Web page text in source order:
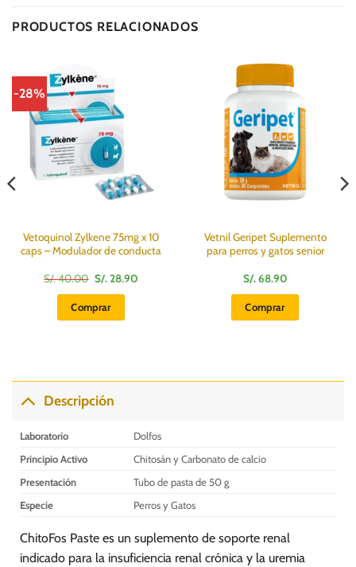
PRODUCTOS RELACIONADOS
-28%
Vetoquinol Zylkene 75mg x 10
caps – Modulador de conducta
S/.40.00 El
precio
original
era:
S/.
S/.28.90El
Comprar
Vetnil Geripet Suplemento
para perros y gatos senior
S/.68.90
Comprar
Descripción
Laboratorio
Dolfos
Principio Activo
Chitosán y Carbonato de calcio
Presentación
Tubo de pasta de 50 g
Especie
Perros y Gatos
ChitoFos Paste es un suplemento de soporte renal
indicado para la insuficiencia renal crónica y la uremia